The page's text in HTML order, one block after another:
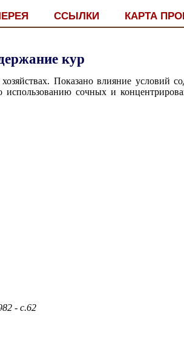
ССЫЛКИ КАРТА
кур
Показано влияние условий
сочных и
- с.62